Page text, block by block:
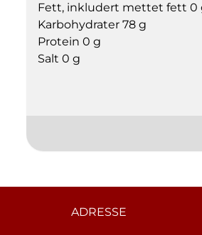
Fett, inkludert mettet fett 0
Karbohydrater 78 g
Protein 0 g
Salt 0 g
ADRESSE